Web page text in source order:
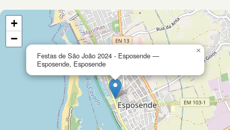
Festas de São João 2024 - Esposende —
Esposende, Esposende
×
+
−